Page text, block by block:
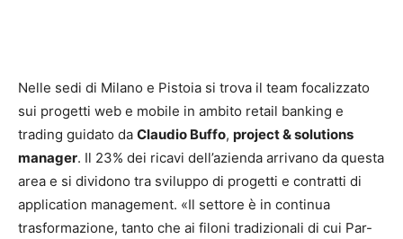
Nelle sedi di Milano e Pistoia si trova il team focalizzato
sui progetti web e mobile in ambito retail banking e
trading guidato da Claudio Buffo, project & solutions
manager. Il 23% dei ricavi dell’azienda arrivano da questa
area e si dividono tra sviluppo di progetti e contratti di
application management. «Il settore è in continua
trasformazione, tanto che ai filoni tradizionali di cui Par-